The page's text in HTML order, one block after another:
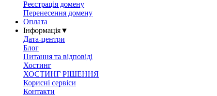
Реєстрація домену
Перенесення домену
Оплата
Інформація▼
Дата-центри
Блог
Питання та відповіді
Хостинг
ХОСТИНГ РІШЕННЯ
Корисні сервіси
Контакти